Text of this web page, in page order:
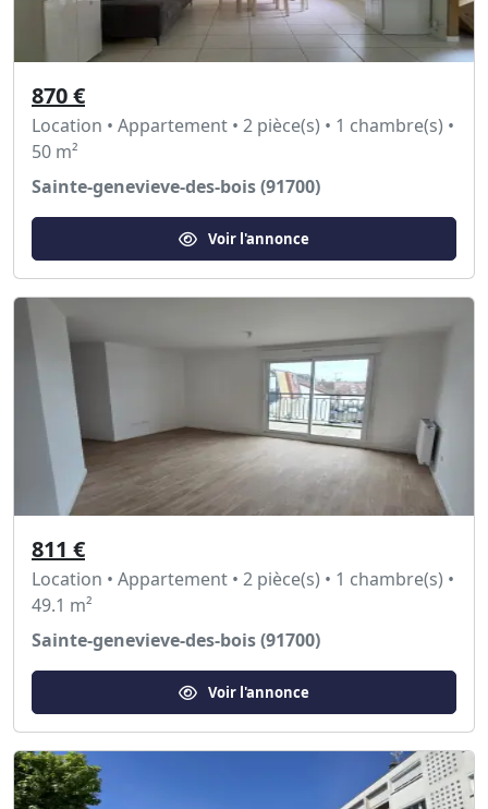
870 €
Location • Appartement • 2 pièce(s) • 1 chambre(s) •
50 m²
Sainte-genevieve-des-bois (91700)
Voir l'annonce
811 €
Location • Appartement • 2 pièce(s) • 1 chambre(s) •
49.1 m²
Sainte-genevieve-des-bois (91700)
Voir l'annonce